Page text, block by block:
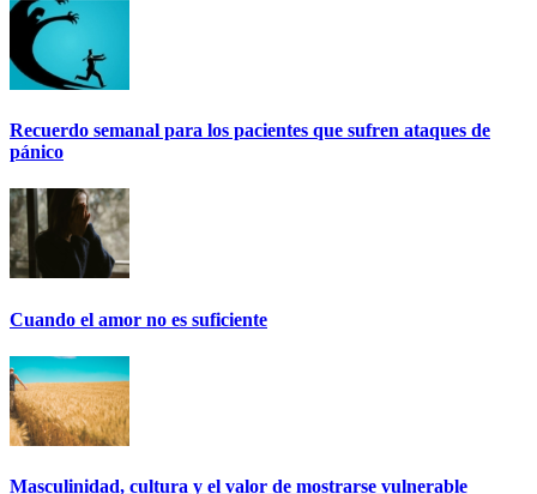
Recuerdo semanal para los pacientes que sufren ataques de
pánico
Cuando el amor no es suficiente
Masculinidad, cultura y el valor de mostrarse vulnerable